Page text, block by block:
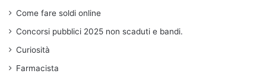
Come fare soldi online
Concorsi pubblici 2025 non scaduti e bandi.
Curiosità
Farmacista